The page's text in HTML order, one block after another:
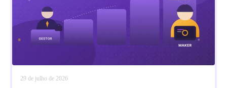
29 de julho de 2026